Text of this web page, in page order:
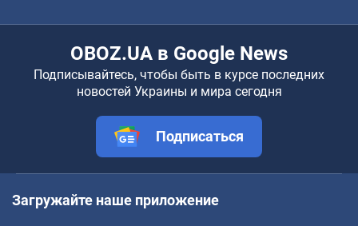
OBOZ.UA в Google News
Подписывайтесь, чтобы быть в курсе последних
новостей Украины и мира сегодня
Подписаться
Загружайте наше приложение